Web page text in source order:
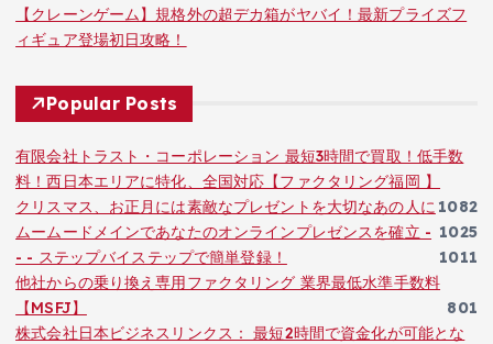
【クレーンゲーム】規格外の超デカ箱がヤバイ！最新プライズフ
ィギュア登場初日攻略！
Popular Posts
有限会社トラスト・コーポレーション 最短3時間で買取！低手数
料！西日本エリアに特化、全国対応【ファクタリング福岡 】
1082
クリスマス、お正月には素敵なプレゼントを大切なあの人に
1025
ムームードメインであなたのオンラインプレゼンスを確立 -
- - ステップバイステップで簡単登録！
1011
他社からの乗り換え専用ファクタリング 業界最低水準手数料
【MSFJ】
801
株式会社日本ビジネスリンクス： 最短2時間で資金化が可能とな